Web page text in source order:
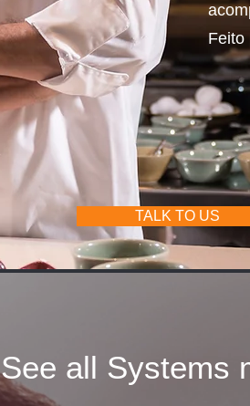
Feito
TALK TO US
See all Systems